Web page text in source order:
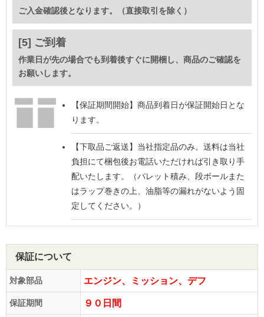
ご入金確認後となります。（直接取引を除く）
[5] ご到着
作業日が先の場合でも到着後すぐに開梱し、商品のご確認を
お願いします。
【保証期間開始】 商品到着日が保証開始日とな
ります。
【下取品ご返送】 当社指定品のみ。送料は当社
負担にて梱包後お電話いただければ引き取り手
配いたします。（パレット積み、段ボールまた
はラップ巻きの上、油脂等の漏れがないよう固
定してください。）
保証について
対象部品 エンジン、ミッション、デフ
保証期間 ９０日間